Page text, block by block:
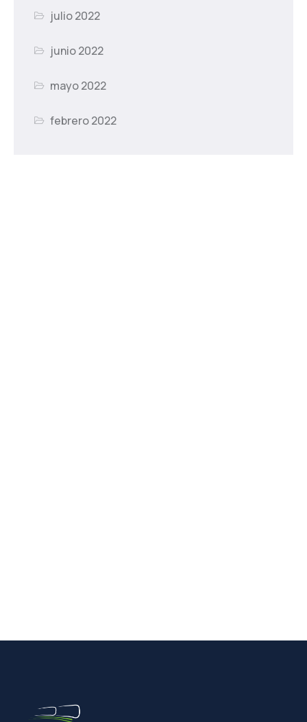
julio 2022
junio 2022
mayo 2022
febrero 2022